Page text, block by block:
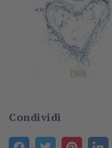
Condividi